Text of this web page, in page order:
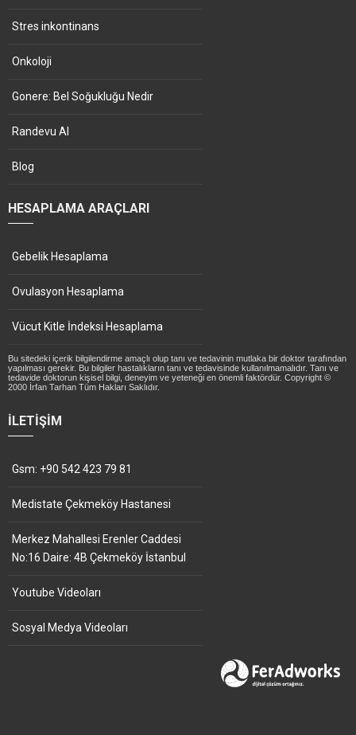
Stres inkontinans
Onkoloji
Gonere: Bel Soğukluğu Nedir
Randevu Al
Blog
HESAPLAMA ARAÇLARI
Gebelik Hesaplama
Ovulasyon Hesaplama
Vücut Kitle İndeksi Hesaplama
Bu sitedeki içerik bilgilendirme amaçlı olup tanı ve tedavinin mutlaka bir doktor tarafından
yapılması gerekir. Bu bilgiler hastalıkların tanı ve tedavisinde kullanılmamalıdır. Tanı ve
tedavide doktorun kişisel bilgi, deneyim ve yeteneği en önemli faktördür. Copyright ©
2000 İrfan Tarhan Tüm Hakları Saklıdır.
İLETIŞIM
Gsm: +90 542 423 79 81
Medistate Çekmeköy Hastanesi
Merkez Mahallesi Erenler Caddesi
No:16 Daire: 4B Çekmeköy İstanbul
Youtube Videoları
Sosyal Medya Videoları